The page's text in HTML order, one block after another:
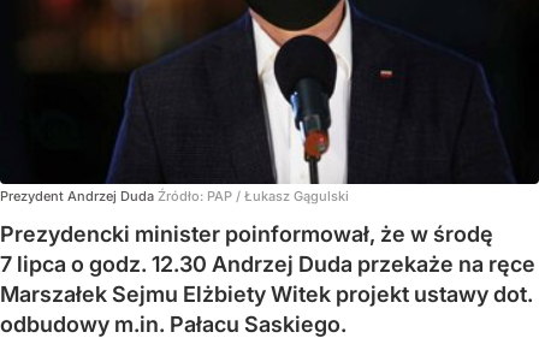
Prezydent Andrzej Duda Źródło: PAP / Łukasz Gągulski
Prezydencki minister poinformował, że w środę
7 lipca o godz. 12.30 Andrzej Duda przekaże na ręce
Marszałek Sejmu Elżbiety Witek projekt ustawy dot.
odbudowy m.in. Pałacu Saskiego.